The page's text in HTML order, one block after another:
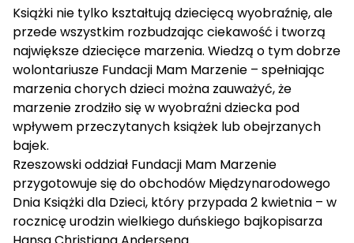
Książki nie tylko kształtują dziecięcą wyobraźnię, ale
przede wszystkim rozbudzając ciekawość i tworzą
największe dziecięce marzenia. Wiedzą o tym dobrze
wolontariusze Fundacji Mam Marzenie – spełniając
marzenia chorych dzieci można zauważyć, że
marzenie zrodziło się w wyobraźni dziecka pod
wpływem przeczytanych książek lub obejrzanych
bajek.
Rzeszowski oddział Fundacji Mam Marzenie
przygotowuje się do obchodów Międzynarodowego
Dnia Książki dla Dzieci, który przypada 2 kwietnia – w
rocznicę urodzin wielkiego duńskiego bajkopisarza